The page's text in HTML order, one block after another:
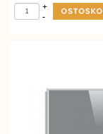
-
+